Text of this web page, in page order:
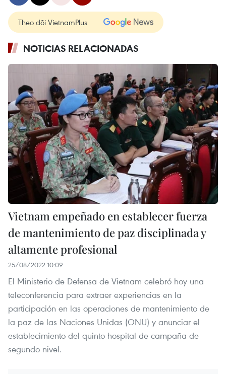
Theo dõi VietnamPlus
NOTICIAS RELACIONADAS
Vietnam empeñado en establecer fuerza
de mantenimiento de paz disciplinada y
altamente profesional
25/08/2022 10:09
El Ministerio de Defensa de Vietnam celebró hoy una
teleconferencia para extraer experiencias en la
participación en las operaciones de mantenimiento de
la paz de las Naciones Unidas (ONU) y anunciar el
establecimiento del quinto hospital de campaña de
segundo nivel.